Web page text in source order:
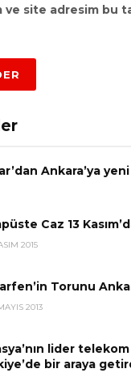
site adresim bu
Ankara’ya
Caz 13
2015
Torunu
2013
lider
bir araya